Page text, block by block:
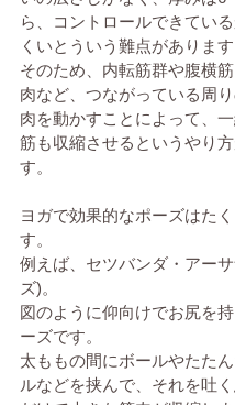
ら、コントロールできてい
くいとういう難点があります
そのため、内転筋群や腹横
肉など、つながっている周
肉を動かすことによって、
筋も収縮させるというやり
す。
ヨガで効果的なポーズはた
す。
例えば、セツバンダ・アー
ズ)。
図のように仰向けでお尻を
ーズです。
太ももの間にボールやたた
ルなどを挟んで、それを吐